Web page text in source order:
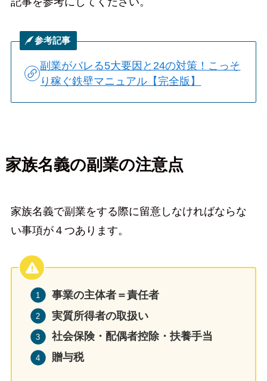
参考記事
副業がバレる5大要因と24の対策！こっそ
り稼ぐ鉄壁マニュアル【完全版】
家族名義の副業の注意点
家族名義で副業をする際に留意しなければならな
い事項が４つあります。
事業の主体者＝責任者
実質所得者の取扱い
社会保険・配偶者控除・扶養手当
贈与税